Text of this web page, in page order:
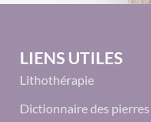
LIENS UTILES
Lithothérapie
Dictionnaire des pierres